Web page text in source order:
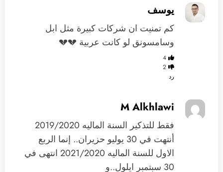
يوسف
كم تمنيت ان شركات كبيرة مثل ابل
وسامسونق لو كانت عربية 💔💔
4
2
رد
M Alkhlawi
فقط للتذكير السنة الماليه 2019/2020
أنتهت في 30 يوليو حزيران.. إنما الربع
الاول للسنة الماليه 2021/2020 انتهى في
30 سبتمبر ايلول..و